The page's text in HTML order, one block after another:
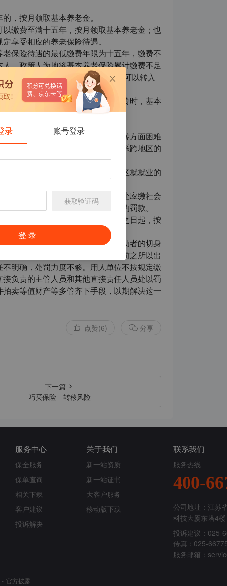
，按月领取基本养老金。
缴费至满十五年，按月领取基本养老金；也
享受相应的养老保险待遇。
保险待遇的最低缴费年限为十五年，缴费不
。政策人为地将基本养老保险累计缴费不足
十五年,按月领取基本养老金，也可以转入
养老保险待遇。
累计计算。个人达到法定退休年龄时，基本
限累计计算。
异地退休人员在社会保险关系续转方面困难
的不便。尤其是基本养老保险关系跨地区的
保现象。
，进行积极的定义，将跨统筹地区就就业的
正；逾期不改正的，对用人单位处应缴社会
任人员处五百元以上三千元以下的罚款。
令限期缴纳或者补足，并自欠缴之日起，按
以上三倍以下的罚款。
题不解决，从短期看影响参保劳动者的切身
要增加违法企业的违法成本。目前之所以出
明确，处罚力度不够。用人单位不按规定缴
负责的主管人员和其他直接责任人员处以罚
卖等值财产等多管齐下手段，以期解决这一
点赞(6) 分享
下一篇
巧买保险 转移风险
服务中心
保全服务
保单查询
相关下载
客户建议
投诉解决
关于我们
新一站资质
新一站证书
大客户服务
移动版下载
联系我们
服务热线
400-
公司地址：江苏
科技大厦东塔4楼
投诉建议：025-
传真：025-
服务邮箱：
官方披露
录 账号登录
获取验证码
登 录